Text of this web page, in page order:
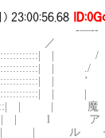
23:00:56.68
＿__ -―‐-
＿__ |
:::::::| | |
､l::::::| |
ll￣ .| |